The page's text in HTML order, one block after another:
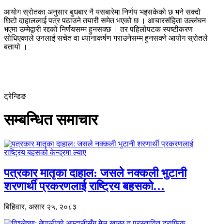
आयोग स्रोतका अनुसार बुधबार नै यसबारेमा निर्णय भइसकेको छ भने सक्दो
छिटो दाहाललाई पत्र पठाउने तयारी समेत भएको छ । आचारसंहिता उल्लंघन
भएमा उम्मेद्वारी रद्दको निर्णयसम्म हुनसक्छ । तर पहिलोपटक स्पष्टीकरण
सोधिएकाले उनलाई सचेत वा ध्यानाकर्षण गराउनेसम्म हुनसक्ने आयोग स्रोतले
बतायो ।
ट्रेन्डिङ
सम्बन्धित समाचार
पत्रकार मातृका दाहाल: जसले नक्कली भुटानी
शरणार्थी प्रकरणलाई राष्ट्रिय बहसको…
बिहिवार, असार २५, २०८३